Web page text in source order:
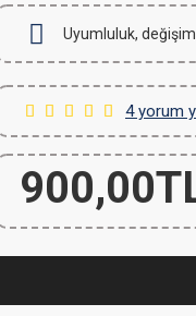
Uyumluluk,
4 yorum